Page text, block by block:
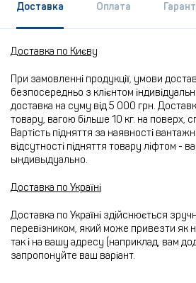
Доставка Оплата
Доставка по Києву
При замовленні продукції, умови
безпосередньо з клієнтом
доставка на суму від 5 000 грн.
товару, вагою більше 10 кг. на поверх,
Вартість підняття за наявності
відсутності підняття товару ліфтом -
ындивыдуально.
Доставка по Україні
Доставка по Україні здійснюється
перевізником, який може привезти як
так і на вашу адресу (наприклад, вам
запропонуйте ваш варіант.